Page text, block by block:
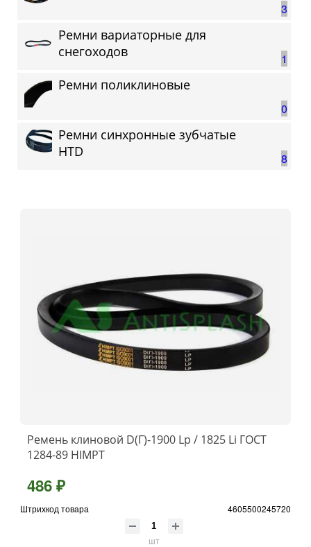
3
1
Ремни вариаторные для
снегоходов
0
Ремни поликлиновые
8
Ремни синхронные зубчатые
HTD
Ремень клиновой D(Г)-1900 Lp / 1825 Li ГОСТ
1284-89 HIMPT
486 ₽
Штрихкод товара 4605500245720
шт